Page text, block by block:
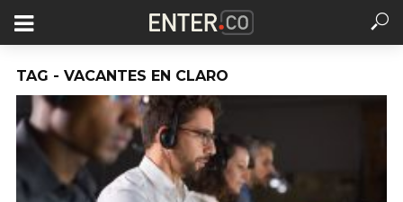
TAG - VACANTES EN CLARO